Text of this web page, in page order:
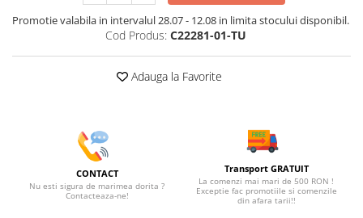
Promotie valabila in intervalul 28.07 - 12.08 in limita stocului disponibil.
Cod Produs: C22281-01-TU
Adauga la Favorite
CONTACT
Nu esti sigura de marimea dorita ?
Contacteaza-ne!
Transport GRATUIT
La comenzi mai mari de 500 RON !
Exceptie fac promotiile si comenzile
din afara tarii!!